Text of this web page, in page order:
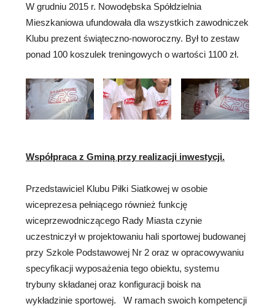
W grudniu 2015 r. Nowodębska Spółdzielnia
Mieszkaniowa ufundowała dla wszystkich zawodniczek
Klubu prezent świąteczno-noworoczny. Był to zestaw
ponad 100 koszulek treningowych o wartości 1100 zł.
Współpraca z Gminą przy realizacji inwestycji.
Przedstawiciel Klubu Piłki Siatkowej w osobie
wiceprezesa pełniącego również funkcję
wiceprzewodniczącego Rady Miasta czynie
uczestniczył w projektowaniu hali sportowej budowanej
przy Szkole Podstawowej Nr 2 oraz w opracowywaniu
specyfikacji wyposażenia tego obiektu, systemu
trybuny składanej oraz konfiguracji boisk na
wykładzinie sportowej. W ramach swoich kompetencji